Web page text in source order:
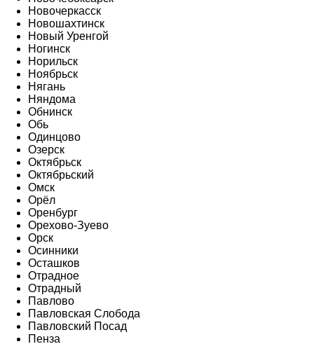
Новочеркасск
Новошахтинск
Новый Уренгой
Ногинск
Норильск
Ноябрьск
Нягань
Няндома
Обнинск
Обь
Одинцово
Озерск
Октябрьск
Октябрьский
Омск
Орёл
Оренбург
Орехово-Зуево
Орск
Осинники
Осташков
Отрадное
Отрадный
Павлово
Павловская Слобода
Павловский Посад
Пенза